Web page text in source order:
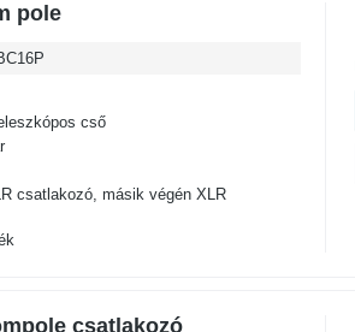
pole
cső
csatlakozó, másik végén XLR
csatlakozó